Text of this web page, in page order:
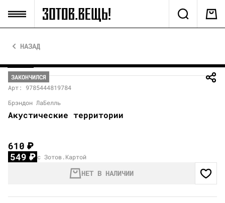
НАЗАД
ЗАКОНЧИЛСЯ
Арт: 9785444819784
Брэндон ЛаБелль
Акустические территории
610₽
549₽ с Зотов.Картой
НЕТ В НАЛИЧИИ